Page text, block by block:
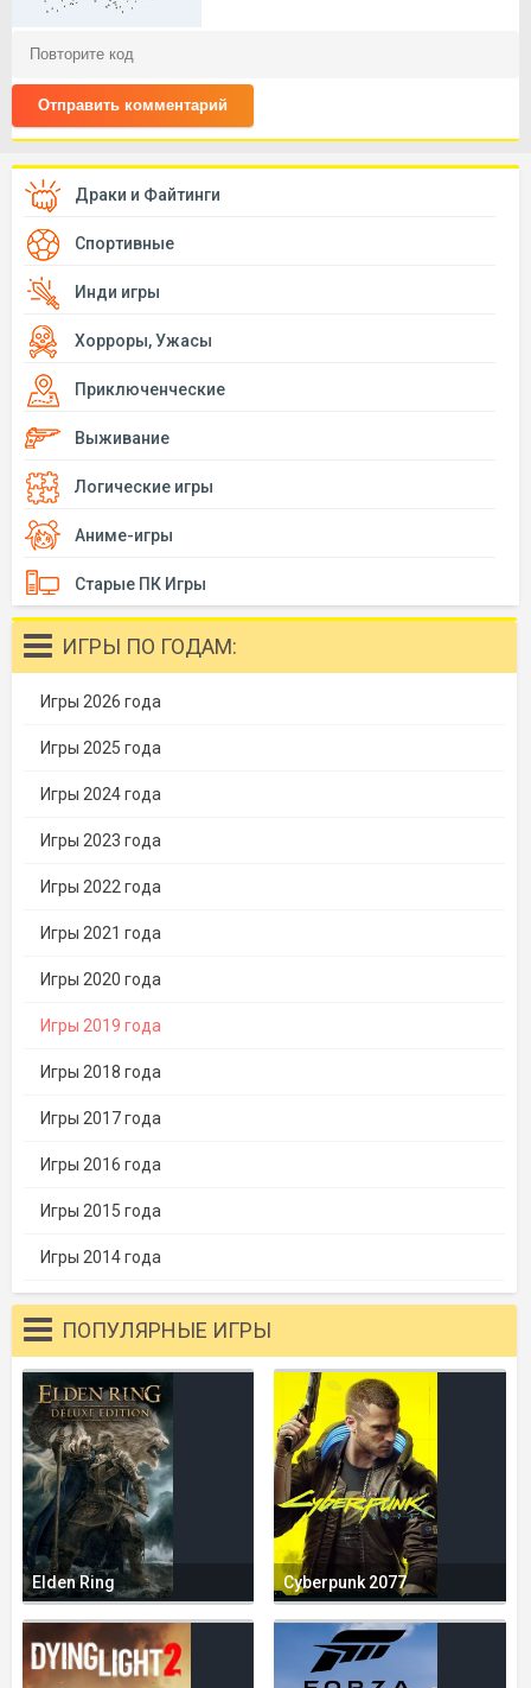
Отправить комментарий
Драки и Файтинги
Спортивные
Инди игры
Хорроры, Ужасы
Приключенческие
Выживание
Логические игры
Аниме-игры
Старые ПК Игры
ИГРЫ ПО ГОДАМ:
Игры 2026 года
Игры 2025 года
Игры 2024 года
Игры 2023 года
Игры 2022 года
Игры 2021 года
Игры 2020 года
Игры 2019 года
Игры 2018 года
Игры 2017 года
Игры 2016 года
Игры 2015 года
Игры 2014 года
ПОПУЛЯРНЫЕ ИГРЫ
Elden Ring Cyberpunk 2077